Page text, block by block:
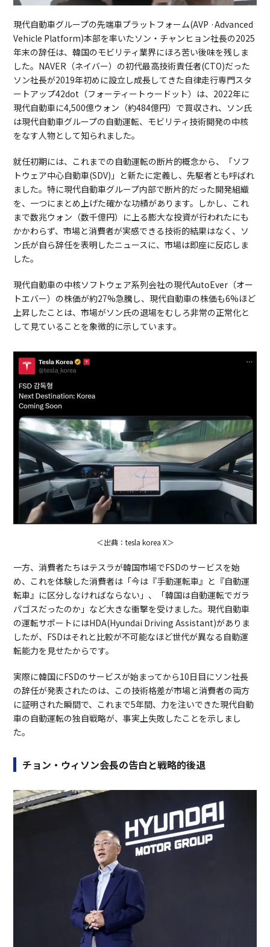
現代自動車グループの先端車プラットフォーム(AVP ·Advanced
Vehicle Platform)本部を率いたソン・チャンヒョン社長の2025
年末の辞任は、韓国のモビリティ業界にほろ苦い後味を残しま
した。NAVER（ネイバー）の初代最高技術責任者(CTO)だった
ソン社長が2019年初めに設立し成長してきた自律走行専門スタ
ートアップ42dot（フォーティートゥードット）は、2022年に
現代自動車に4,500億ウォン（約484億円）で買収され、ソン氏
は現代自動車グループの自動運転、モビリティ技術開発の中核
をなす人物として知られました。
就任初期には、これまでの自動運転の断片的概念から、「ソフ
トウェア中心自動車(SDV)」と新たに定義し、先駆者とも呼ばれ
ました。特に現代自動車グループ内部で断片的だった開発組織
を、一つにまとめ上げた確かな功績があります。しかし、これ
まで数兆ウォン（数千億円）に上る膨大な投資が行われたにも
かかわらず、市場と消費者が実感できる技術的結果はなく、ソ
ン氏が自ら辞任を表明したニュースに、市場は即座に反応しま
した。
現代自動車の中核ソフトウェア系列会社の現代AutoEver（オー
トエバー）の株価が約27%急騰し、現代自動車の株価も6%ほど
上昇したことは、市場がソン氏の退場をむしろ非常の正常化と
して見ていることを象徴的に示しています。
＜出典：tesla korea X＞
一方、消費者たちはテスラが韓国市場でFSDのサービスを始
め、これを体験した消費者は「今は『手動運転車』と『自動運
転車』に区分しなければならない」、「韓国は自動運転でガラ
パゴスだったのか」など大きな衝撃を受けました。現代自動車
の運転サポートにはHDA(Hyundai Driving Assistant)がありま
したが、FSDはそれと比較が不可能なほど世代が異なる自動運
転能力を見せたからです。
実際に韓国にFSDのサービスが始まってから10日目にソン社長
の辞任が発表されたのは、この技術格差が市場と消費者の両方
に証明された瞬間で、これまで5年間、力を注いできた現代自動
車の自動運転の独自戦略が、事実上失敗したことを示しまし
た。
チョン・ウィソン会長の告白と戦略的後退